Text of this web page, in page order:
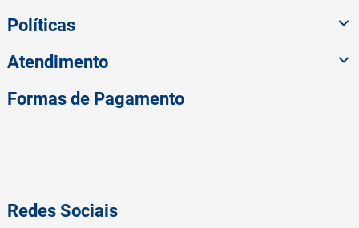
Políticas
Atendimento
Redes Sociais
Formas de Pagamento